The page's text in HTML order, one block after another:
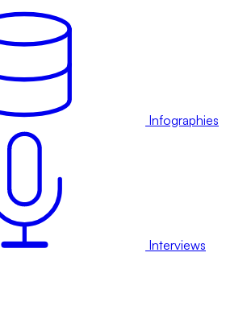
Infographies
Interviews